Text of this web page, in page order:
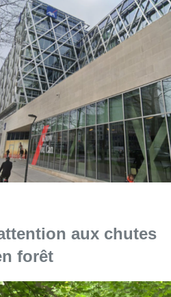
aux chutes
forêt